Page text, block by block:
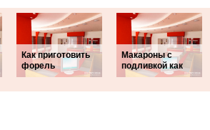
Как приготовить
форель
Макароны с
подливкой как